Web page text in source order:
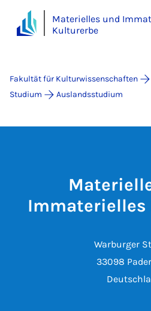
Materielles und
Kulturerbe
Fakultät für Kulturwissenschaften
Studium
Auslandsstudium
Warburger
33098